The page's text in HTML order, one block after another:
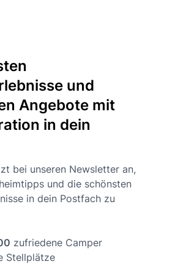
und
Angebote mit
in dein
bei unseren Newsletter an,
und die schönsten
in dein Postfach zu
zufriedene Camper
Stellplätze